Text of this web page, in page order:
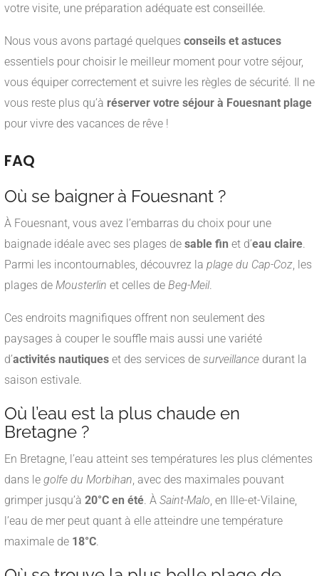
votre visite, une préparation adéquate est conseillée.
Nous vous avons partagé quelques conseils et astuces
essentiels pour choisir le meilleur moment pour votre séjour,
vous équiper correctement et suivre les règles de sécurité. Il ne
vous reste plus qu’à réserver votre séjour à Fouesnant plage
pour vivre des vacances de rêve !
FAQ
Où se baigner à Fouesnant ?
À Fouesnant, vous avez l’embarras du choix pour une
baignade idéale avec ses plages de sable fin et d’eau claire
Parmi les incontournables, découvrez la plage du Cap-Coz , les
plages de Mousterlin et celles de Beg-Meil.
Ces endroits magnifiques offrent non seulement des
paysages à couper le souffle mais aussi une variété
d’activités nautiques et des services de surveillance durant la
saison estivale.
Où l’eau est la plus chaude en
Bretagne ?
En Bretagne, l’eau atteint ses températures les plus clémentes
dans le golfe du Morbihan , avec des maximales pouvant
grimper jusqu’à 20°C en été . À Saint-Malo , en Ille-et-Vilaine,
l’eau de mer peut quant à elle atteindre une température
maximale de 18°C